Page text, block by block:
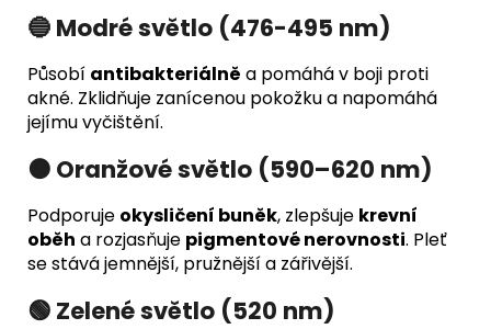
🔵 Modré světlo (476-495 nm)
Působí antibakteriálně a pomáhá v boji proti
akné. Zklidňuje zanícenou pokožku a napomáhá
jejímu vyčištění.
🟠 Oranžové světlo (590–620 nm)
Podporuje okysličení buněk, zlepšuje krevní
oběh a rozjasňuje pigmentové nerovnosti. Pleť
se stává jemnější, pružnější a zářivější.
🟢 Zelené světlo (520 nm)